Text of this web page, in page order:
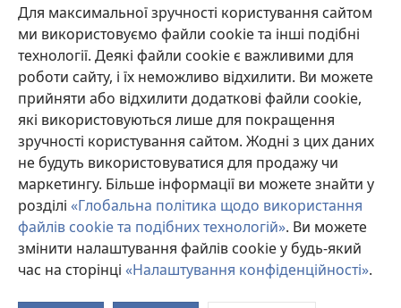
Для максимальної зручності користування сайтом
ми використовуємо файли cookie та інші подібні
технології. Деякі файли cookie є важливими для
роботи сайту, і їх неможливо відхилити. Ви можете
прийняти або відхилити додаткові файли cookie,
які використовуються лише для покращення
зручності користування сайтом. Жодні з цих даних
не будуть використовуватися для продажу чи
маркетингу. Більше інформації ви можете знайти у
розділі «Глобальна політика щодо використання
файлів cookie та подібних технологій». Ви можете
змінити налаштування файлів cookie у будь-який
час на сторінці «Налаштування конфіденційності».
у
новому
вікні)
ОНЛАЙН-БІБЛІОТЕКА Товариства «Вартова башта»™
(відкривається
у
новому
вікні)
JW Hub ®
(відкривається
у
новомуJW Library
Watchtower Library
Copyright© 2026 Watch Tower Bible and Tract Society of Pennsylvania.
УМОВИ ВИКОРИСТАННЯ|ПОЛІТИКА КОНФІДЕНЦІЙНОСТІ
НАЛАШТУВАННЯ КОНФІДЕНЦІЙНОСТІ